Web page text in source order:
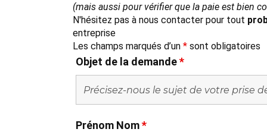
(mais aussi pour vérifier que la paie est bien
N'hésitez pas à nous contacter pour tout
entreprise
Les champs marqués d’un * sont obligatoires
Objet de la demande*
Prénom Nom*